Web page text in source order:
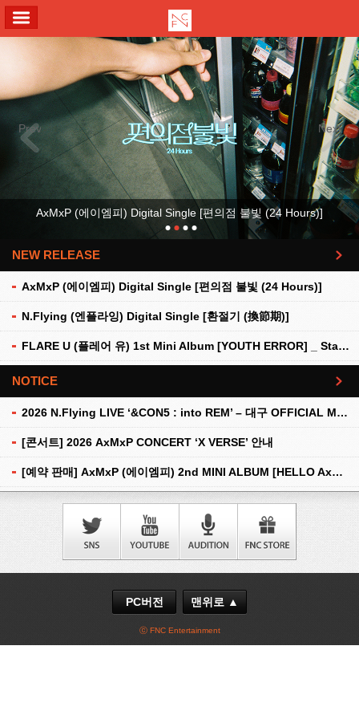
Previous Next
AxMxP (에이엠피) Digital Single [편의점 불빛 (24 Hours)]
NEW RELEASE
AxMxP (에이엠피) Digital Single [편의점 불빛 (24 Hours)]
N.Flying (엔플라잉) Digital Single [환절기 (換節期)]
FLARE U (플레어 유) 1st Mini Album [YOUTH ERROR] _ Stationery Kit Ver.
더보기
NOTICE
2026 N.Flying LIVE ‘&CON5 : into REM’ – 대구 OFFICIAL MD 현장 판매 안내
[콘서트] 2026 AxMxP CONCERT ‘X VERSE’ 안내
[예약 판매] AxMxP (에이엠피) 2nd MINI ALBUM [HELLO AxMxP] 예약 판매 안내
더보기
PC버전 맨위로 ▲
ⓒ FNC Entertainment